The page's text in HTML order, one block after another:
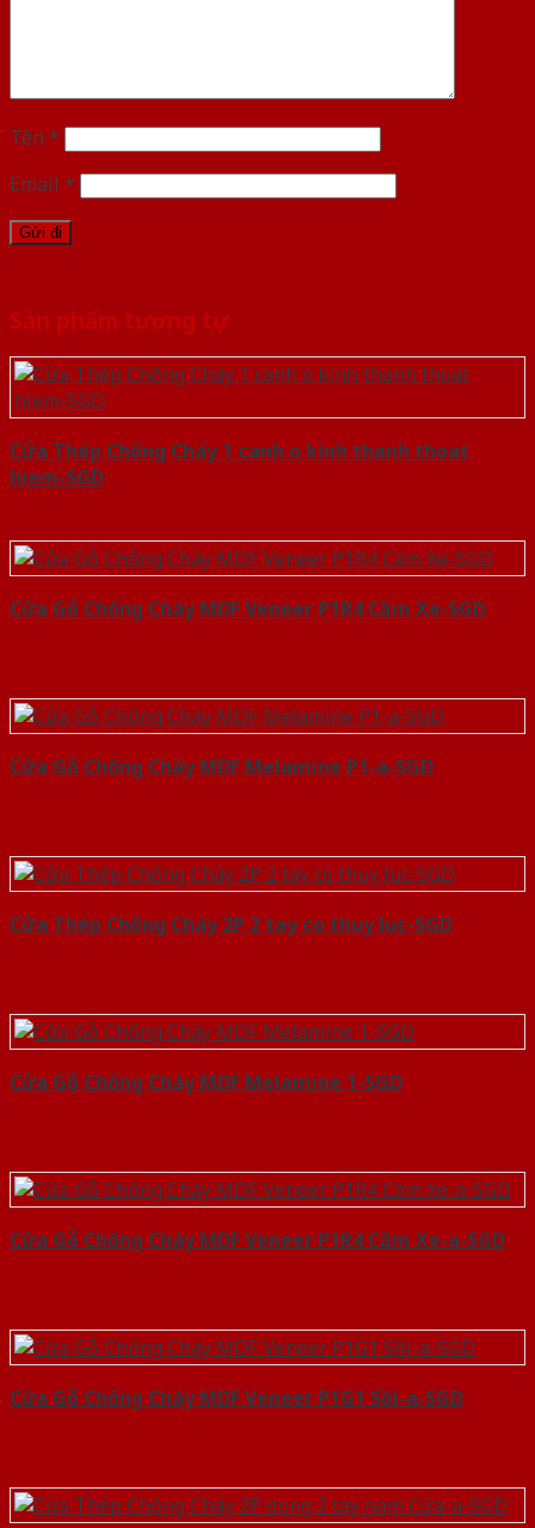
Tên *
Email *
Sản phẩm tương tự
Cửa Thép Chống Cháy 1 canh o kinh thanh thoat
hiem-SGD
Cửa Gỗ Chống Cháy MDF Veneer P1R4 Căm Xe-SGD
Cửa Gỗ Chống Cháy MDF Melamine P1-a-SGD
Cửa Thép Chống Cháy 2P 2 tay co thuy luc-SGD
Cửa Gỗ Chống Cháy MDF Melamine 1-SGD
Cửa Gỗ Chống Cháy MDF Veneer P1R4 Căm Xe-a-SGD
Cửa Gỗ Chống Cháy MDF Veneer P1G1 Sồi-a-SGD